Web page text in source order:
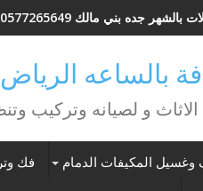
بالشهر جده بني مالك 0577265649
الرياض 0579418735-0549362075
الاثاث و لصيانه
وغسيل المكيفات الدمام فك